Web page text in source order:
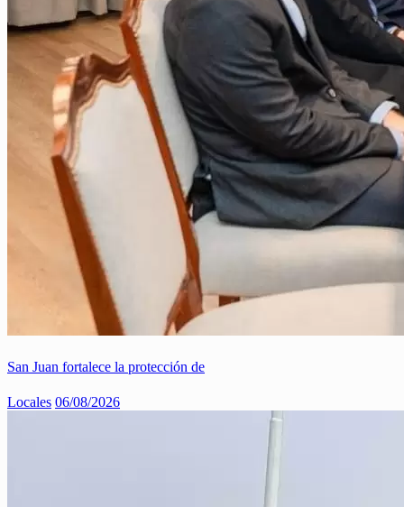
San Juan fortalece la protección de
Locales 06/08/2026